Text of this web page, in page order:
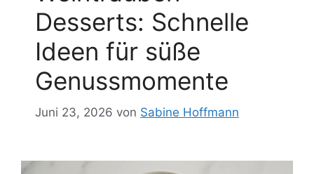
Desserts: Schnelle
Ideen für süße
Genussmomente
Juni 23, 2026 von Sabine Hoffmann